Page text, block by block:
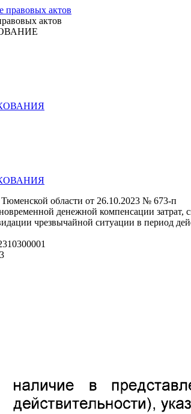
актов
области от 26.10.2023 № 673-п
денежной компенсации
чрезвычайной ситуации в период